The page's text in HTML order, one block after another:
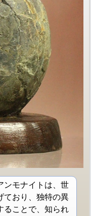
ンモナイトは、世
ており、独特の異
ることで、知られ